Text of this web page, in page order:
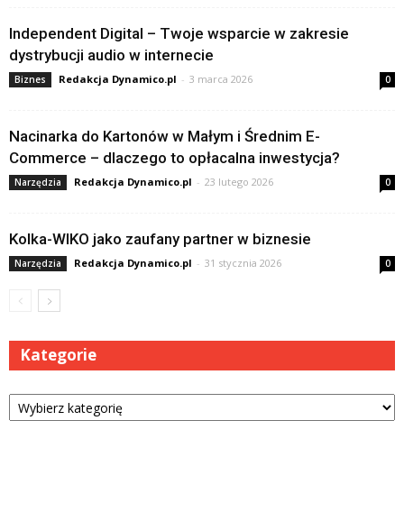
Independent Digital – Twoje wsparcie w zakresie
dystrybucji audio w internecie
Biznes Redakcja Dynamico.pl - 3 marca 2026 0
Nacinarka do Kartonów w Małym i Średnim E-
Commerce – dlaczego to opłacalna inwestycja?
Narzędzia Redakcja Dynamico.pl - 23 lutego 2026 0
Kolka-WIKO jako zaufany partner w biznesie
Narzędzia Redakcja Dynamico.pl - 31 stycznia 2026 0
Kategorie
Kategorie